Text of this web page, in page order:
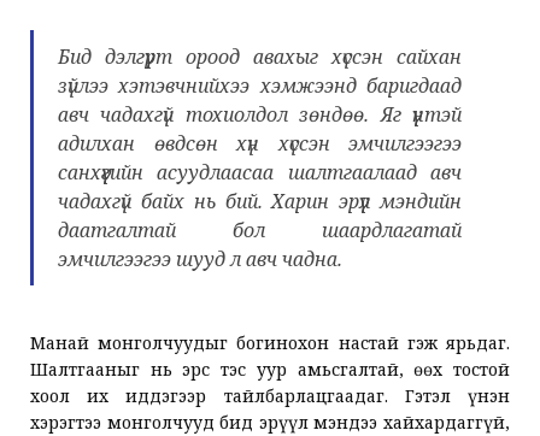
Бид дэлгүүрт ороод авахыг хүссэн сайхан
зүйлээ хэтэвчнийхээ хэмжээнд баригдаад
авч чадахгүй тохиолдол зөндөө. Яг үүнтэй
адилхан өвдсөн хүн хүссэн эмчилгээгээ
санхүүгийн асуудлаасаа шалтгаалаад авч
чадахгүй байх нь бий. Харин эрүүл мэндийн
даатгалтай бол шаардлагатай
эмчилгээгээ шууд л авч чадна.
Манай монголчуудыг богинохон настай гэж ярьдаг.
Шалтгааныг нь эрс тэс уур амьсгалтай, өөх тостой
хоол их иддэгээр тайлбарлацгаадаг. Гэтэл үнэн
хэрэгтээ монголчууд бид эрүүл мэндээ хайхардаггүй,